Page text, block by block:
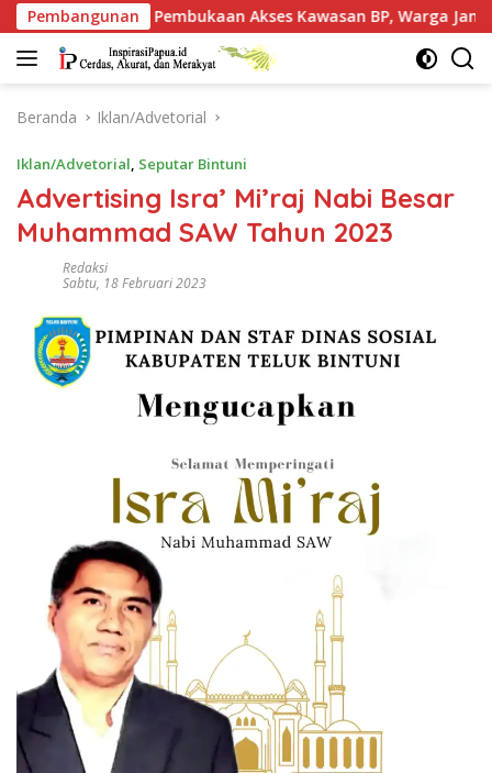
Langsung
ke
konten
Pembangunan
Akses Kawasan BP, Warga Jangan Hanya Jadi
Beranda Iklan/Advetorial
Iklan/Advetorial, Seputar Bintuni
Advertising Isra’ Mi’raj Nabi Besar
Muhammad SAW Tahun 2023
Redaksi
Sabtu, 18 Februari 2023